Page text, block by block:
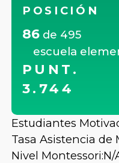
POSICIÓN
86 de 495
escuela
PUNT.
3.744
Estudiantes
Tasa Asistencia de
Nivel Montessori:N/